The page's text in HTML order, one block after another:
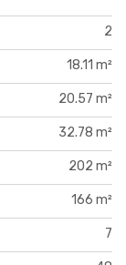
2
18.11 m²
20.57 m²
32.78 m²
202 m²
166 m²
7